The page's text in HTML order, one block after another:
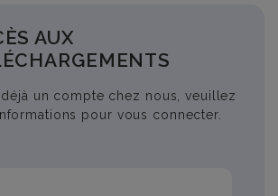
AUX
un compte chez nous, veuillez
pour vous connecter.